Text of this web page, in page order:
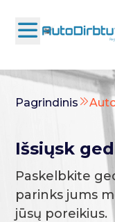
Pagrindinis
Išsiųsk
Paskelbkite
parinks jums
jūsų poreikius.